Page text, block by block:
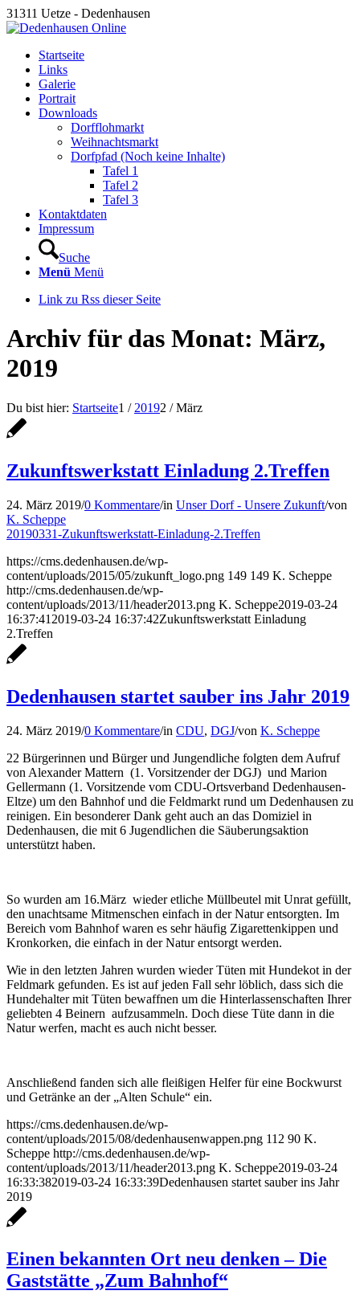
31311 Uetze - Dedenhausen
Startseite
Links
Galerie
Portrait
Downloads
Dorfflohmarkt
Weihnachtsmarkt
Dorfpfad (Noch keine Inhalte)
Tafel 1
Tafel 2
Tafel 3
Kontaktdaten
Impressum
Suche
Menü Menü
Link zu Rss dieser Seite
Archiv für das Monat: März,
2019
Du bist hier: Startseite1 / 20192 / März
Zukunftswerkstatt Einladung 2.Treffen
24. März 2019/0 Kommentare/in Unser Dorf - Unsere Zukunft/von
K. Scheppe
20190331-Zukunftswerkstatt-Einladung-2.Treffen
https://cms.dedenhausen.de/wp-
content/uploads/2015/05/zukunft_logo.png 149 149 K. Scheppe
http://cms.dedenhausen.de/wp-
content/uploads/2013/11/header2013.png K. Scheppe2019-03-24
16:37:41 2019-03-24 16:37:42Zukunftswerkstatt Einladung
2.Treffen
Dedenhausen startet sauber ins Jahr 2019
24. März 2019/0 Kommentare/in CDU, DGJ/von K. Scheppe
22 Bürgerinnen und Bürger und Jungendliche folgten dem Aufruf
von Alexander Mattern (1. Vorsitzender der DGJ) und Marion
Gellermann (1. Vorsitzende vom CDU-Ortsverband Dedenhausen-
Eltze) um den Bahnhof und die Feldmarkt rund um Dedenhausen zu
reinigen. Ein besonderer Dank geht auch an das Domiziel in
Dedenhausen, die mit 6 Jugendlichen die Säuberungsaktion
unterstützt haben.
So wurden am 16.März wieder etliche Müllbeutel mit Unrat gefüllt,
den unachtsame Mitmenschen einfach in der Natur entsorgten. Im
Bereich vom Bahnhof waren es sehr häufig Zigarettenkippen und
Kronkorken, die einfach in der Natur entsorgt werden.
Wie in den letzten Jahren wurden wieder Tüten mit Hundekot in der
Feldmark gefunden. Es ist auf jeden Fall sehr löblich, dass sich die
Hundehalter mit Tüten bewaffnen um die Hinterlassenschaften Ihrer
geliebten 4 Beinern aufzusammeln. Doch diese Tüte dann in die
Natur werfen, macht es auch nicht besser.
Anschließend fanden sich alle fleißigen Helfer für eine Bockwurst
und Getränke an der „Alten Schule“ ein.
https://cms.dedenhausen.de/wp-
content/uploads/2015/08/dedenhausenwappen.png 112 90 K.
Scheppe http://cms.dedenhausen.de/wp-
content/uploads/2013/11/header2013.png K. Scheppe2019-03-24
16:33:382019-03-24 16:33:39Dedenhausen startet sauber ins Jahr
2019
Einen bekannten Ort neu denken – Die
Gaststätte „Zum Bahnhof“